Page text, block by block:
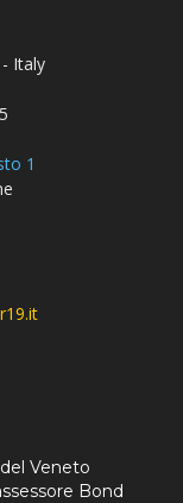
Italy
1
Veneto
Bond